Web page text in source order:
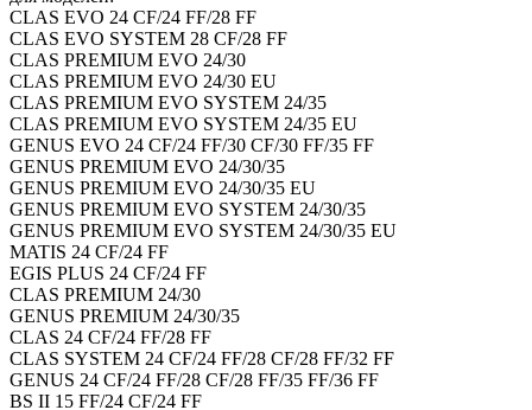
CLAS EVO 24 CF/24 FF/28 FF
CLAS EVO SYSTEM 28 CF/28 FF
CLAS PREMIUM EVO 24/30
CLAS PREMIUM EVO 24/30 EU
CLAS PREMIUM EVO SYSTEM 24/35
CLAS PREMIUM EVO SYSTEM 24/35 EU
GENUS EVO 24 CF/24 FF/30 CF/30 FF/35 FF
GENUS PREMIUM EVO 24/30/35
GENUS PREMIUM EVO 24/30/35 EU
GENUS PREMIUM EVO SYSTEM 24/30/35
GENUS PREMIUM EVO SYSTEM 24/30/35 EU
MATIS 24 CF/24 FF
EGIS PLUS 24 CF/24 FF
CLAS PREMIUM 24/30
GENUS PREMIUM 24/30/35
CLAS 24 CF/24 FF/28 FF
CLAS SYSTEM 24 CF/24 FF/28 CF/28 FF/32 FF
GENUS 24 CF/24 FF/28 CF/28 FF/35 FF/36 FF
BS II 15 FF/24 CF/24 FF